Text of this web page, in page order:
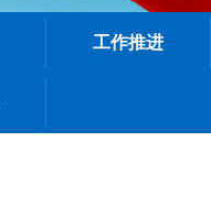
工作推进